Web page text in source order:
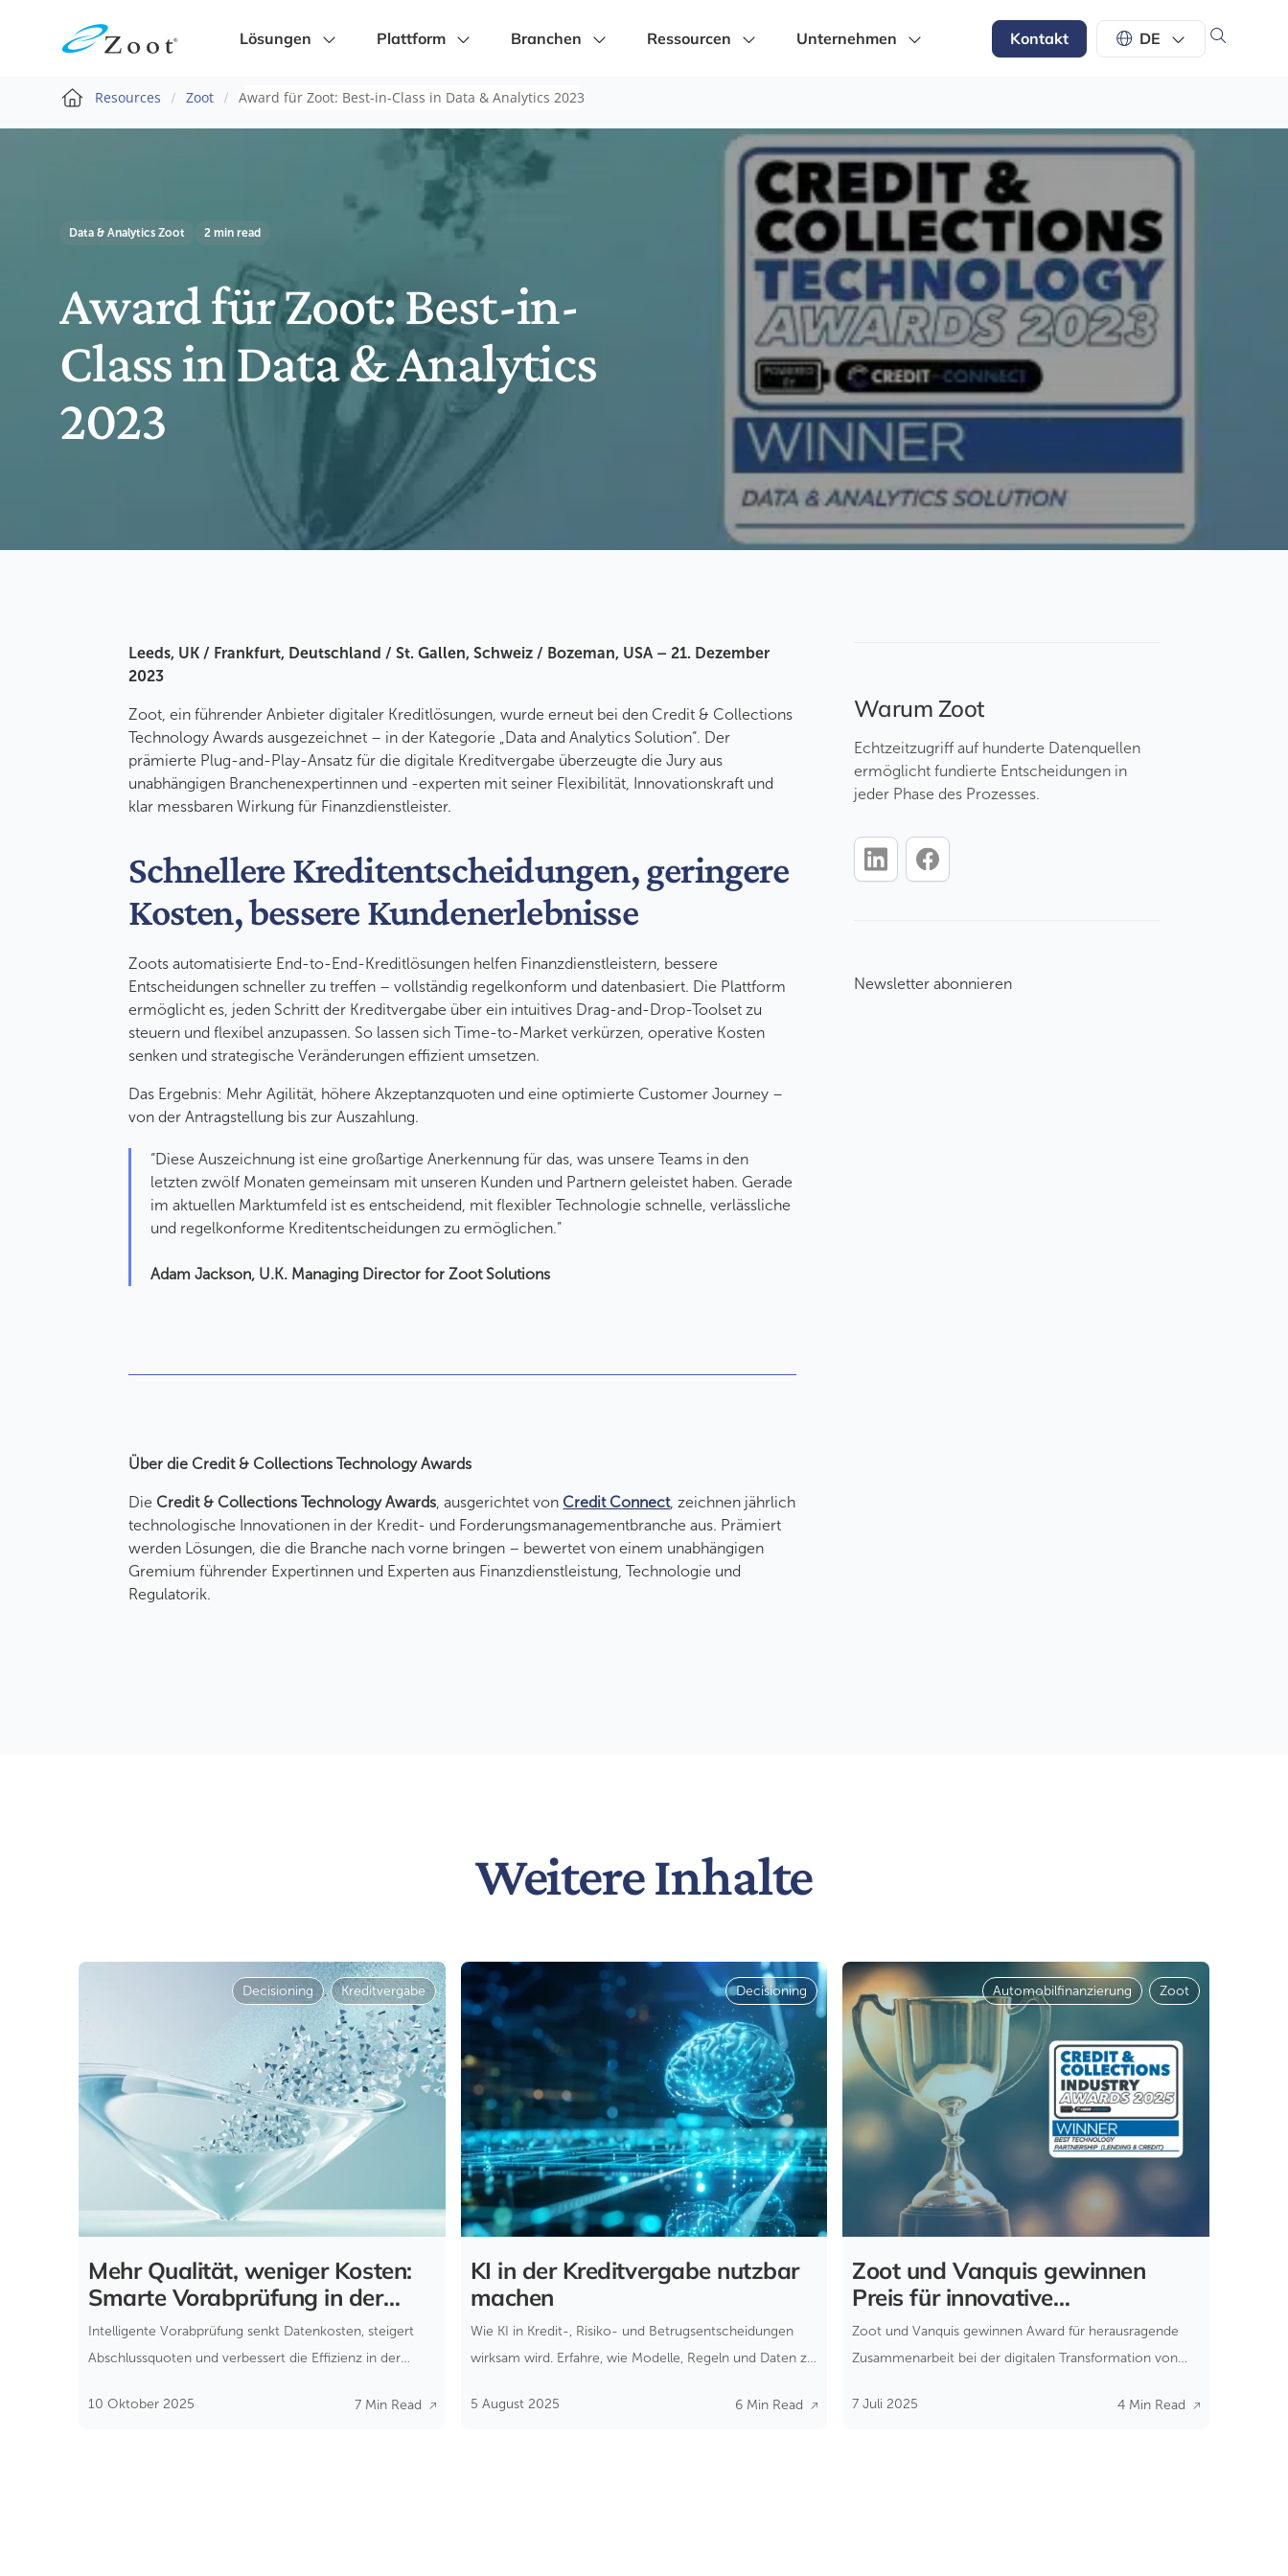
Lösungen Plattform Branchen Ressourcen Unternehmen Kontakt DE
Resources Zoot Award für Zoot: Best-in-Class in Data & Analytics 2023
Data & Analytics Zoot 2 min read
Award für Zoot: Best-in-
Class in Data & Analytics
2023
Leeds, UK / Frankfurt, Deutschland / St. Gallen, Schweiz / Bozeman, USA – 21. Dezember
2023
Zoot, ein führender Anbieter digitaler Kreditlösungen, wurde erneut bei den Credit & Collections
Technology Awards ausgezeichnet – in der Kategorie „Data and Analytics Solution“. Der
prämierte Plug-and-Play-Ansatz für die digitale Kreditvergabe überzeugte die Jury aus
unabhängigen Branchenexpertinnen und -experten mit seiner Flexibilität, Innovationskraft und
klar messbaren Wirkung für Finanzdienstleister.
Schnellere Kreditentscheidungen, geringere
Kosten, bessere Kundenerlebnisse
Zoots automatisierte End-to-End-Kreditlösungen helfen Finanzdienstleistern, bessere
Entscheidungen schneller zu treffen – vollständig regelkonform und datenbasiert. Die Plattform
ermöglicht es, jeden Schritt der Kreditvergabe über ein intuitives Drag-and-Drop-Toolset zu
steuern und flexibel anzupassen. So lassen sich Time-to-Market verkürzen, operative Kosten
senken und strategische Veränderungen effizient umsetzen.
Das Ergebnis: Mehr Agilität, höhere Akzeptanzquoten und eine optimierte Customer Journey –
von der Antragstellung bis zur Auszahlung.
“Diese Auszeichnung ist eine großartige Anerkennung für das, was unsere Teams in den
letzten zwölf Monaten gemeinsam mit unseren Kunden und Partnern geleistet haben. Gerade
im aktuellen Marktumfeld ist es entscheidend, mit flexibler Technologie schnelle, verlässliche
und regelkonforme Kreditentscheidungen zu ermöglichen.”
Adam Jackson, U.K. Managing Director for Zoot Solutions
Über die Credit & Collections Technology Awards
Die Credit & Collections Technology Awards , ausgerichtet von Credit Connect, zeichnen jährlich
technologische Innovationen in der Kredit- und Forderungsmanagementbranche aus. Prämiert
werden Lösungen, die die Branche nach vorne bringen – bewertet von einem unabhängigen
Gremium führender Expertinnen und Experten aus Finanzdienstleistung, Technologie und
Regulatorik.
Warum Zoot
Echtzeitzugriff auf hunderte Datenquellen
ermöglicht fundierte Entscheidungen in
jeder Phase des Prozesses.
Newsletter abonnieren
Weitere Inhalte
Mehr Qualität, weniger Kosten:
Smarte Vorabprüfung in der
Kreditvergabe
Intelligente Vorabprüfung senkt Datenkosten, steigert
Abschlussquoten und verbessert die Effizienz in der
10 Oktober 2025
Decisioning , Kreditvergabe
7 Min Read
KI in der Kreditvergabe nutzbar
machen
Wie KI in Kredit-, Risiko- und Betrugsentscheidungen
wirksam wird. Erfahre, wie Modelle, Regeln und Daten zu
zusammenwirken.
5 August 2025
Decisioning
6 Min Read
Zoot und Vanquis gewinnen
Preis für innovative
Kreditvergabe 2025
Zoot und Vanquis gewinnen Award für herausragende
Zusammenarbeit bei der digitalen Transformation von
7 Juli 2025
Automobilfinanzierung , Zoot
4 Min Read